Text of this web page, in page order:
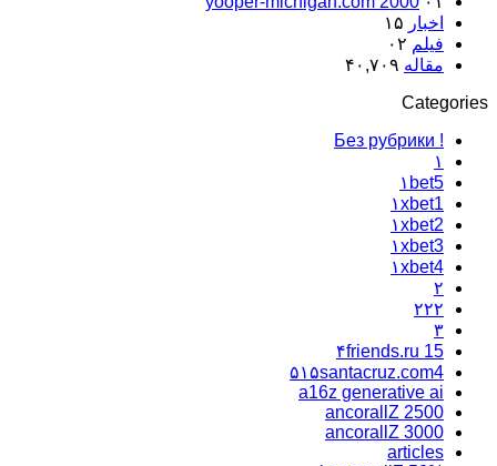
اخبار ۱۵
فیلم ۰۲
مقاله ۴۰,۷۰۹
Categories
! Без рубрики
۱
۱bet5
۱xbet1
۱xbet2
۱xbet3
۱xbet4
۲
۲۲۲
۳
۴friends.ru 15
۵۱۵santacruz.com4
a16z generative ai
ancorallZ 2500
ancorallZ 3000
articles